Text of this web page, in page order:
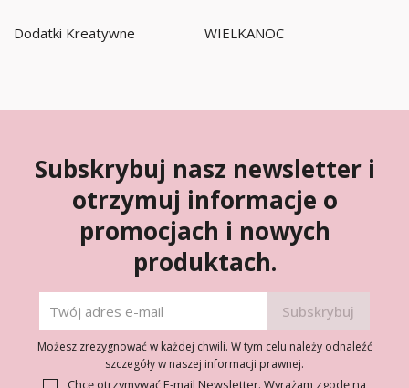
Dodatki Kreatywne WIELKANOC
Subskrybuj nasz newsletter i
otrzymuj informacje o
promocjach i nowych
produktach.
Możesz zrezygnować w każdej chwili. W tym celu należy odnaleźć
szczegóły w naszej informacji prawnej.
Chcę otrzymywać E-mail Newsletter. Wyrażam zgodę na